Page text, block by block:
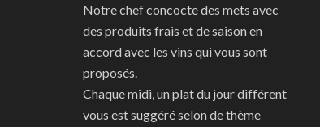
Notre chef concocte des mets avec
des produits frais et de saison en
accord avec les vins qui vous sont
proposés.
Chaque midi, un plat du jour différent
vous est suggéré selon de thème